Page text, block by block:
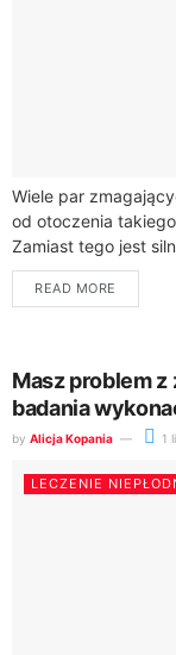
Wiele par
od otoczenia
Zamiast tego jest
i pogłębia kryzys
READ MORE
Masz problem z
badania
by Alicja Kopania 1
LECZENIE